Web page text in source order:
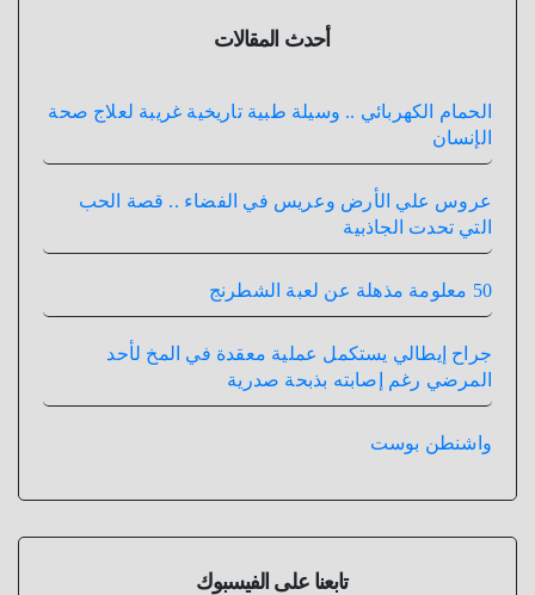
أحدث المقالات
الحمام الكهربائي .. وسيلة طبية تاريخية غريبة لعلاج صحة
الإنسان
عروس علي الأرض وعريس في الفضاء .. قصة الحب
التي تحدت الجاذبية
50 معلومة مذهلة عن لعبة الشطرنج
جراح إيطالي يستكمل عملية معقدة في المخ لأحد
المرضي رغم إصابته بذبحة صدرية
واشنطن بوست
تابعنا على الفيسبوك